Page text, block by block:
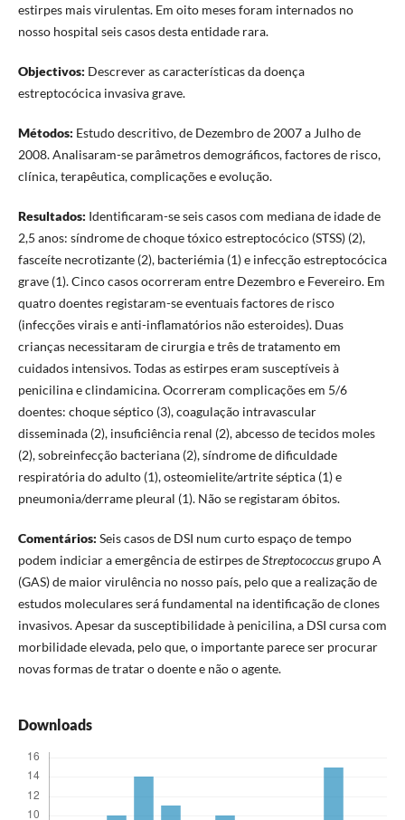
estirpes mais virulentas. Em oito meses foram internados no
nosso hospital seis casos desta entidade rara.
Objectivos: Descrever as características da doença
estreptocócica invasiva grave.
Métodos: Estudo descritivo, de Dezembro de 2007 a Julho de
2008. Analisaram-se parâmetros demográficos, factores de risco,
clínica, terapêutica, complicações e evolução.
Resultados: Identificaram-se seis casos com mediana de idade de
2,5 anos: síndrome de choque tóxico estreptocócico (STSS) (2),
fasceíte necrotizante (2), bacteriémia (1) e infecção estreptocócica
grave (1). Cinco casos ocorreram entre Dezembro e Fevereiro. Em
quatro doentes registaram-se eventuais factores de risco
(infecções virais e anti-inflamatórios não esteroides). Duas
crianças necessitaram de cirurgia e três de tratamento em
cuidados intensivos. Todas as estirpes eram susceptíveis à
penicilina e clindamicina. Ocorreram complicações em 5/6
doentes: choque séptico (3), coagulação intravascular
disseminada (2), insuficiência renal (2), abcesso de tecidos moles
(2), sobreinfecção bacteriana (2), síndrome de dificuldade
respiratória do adulto (1), osteomielite/artrite séptica (1) e
pneumonia/derrame pleural (1). Não se registaram óbitos.
Comentários: Seis casos de DSI num curto espaço de tempo
podem indiciar a emergência de estirpes deStreptococcusgrupo A
(GAS) de maior virulência no nosso país, pelo que a realização de
estudos moleculares será fundamental na identificação de clones
invasivos. Apesar da susceptibilidade à penicilina, a DSI cursa com
morbilidade elevada, pelo que, o importante parece ser procurar
novas formas de tratar o doente e não o agente.
Downloads